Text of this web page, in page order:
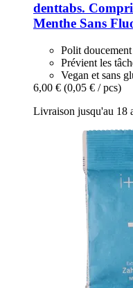
denttabs.
Menthe Sans
Polit
Prévient les
Vegan et sans
6,00 € (0,05 € / pcs)
Livraison jusqu'au 18